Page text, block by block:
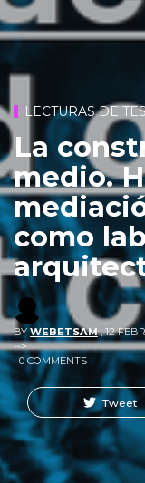
LECTURAS DE
La
medio.
como
BYWEBETSAM ,12
-->
| 0 COMMENTS
Tweet